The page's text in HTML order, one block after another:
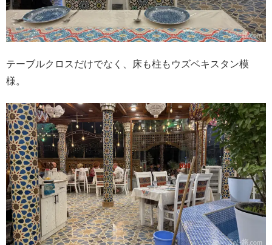
テーブルクロスだけでなく、床も柱もウズベキスタン模
様。